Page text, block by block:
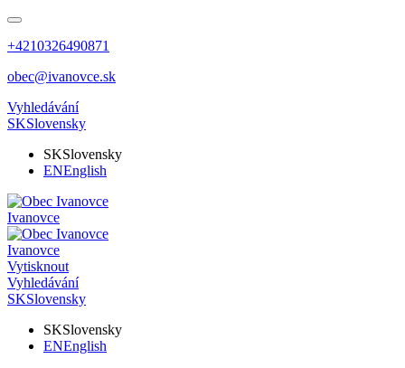
+4210326490871
obec@ivanovce.sk
Vyhledávání
SKSlovensky
SKSlovensky
ENEnglish
Ivanovce
Ivanovce
Vytisknout
Vyhledávání
SKSlovensky
SKSlovensky
ENEnglish